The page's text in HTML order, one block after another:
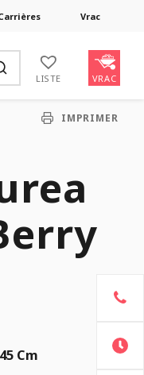
Vrac
LISTE VRAC
IMPRIMER
45 Cm